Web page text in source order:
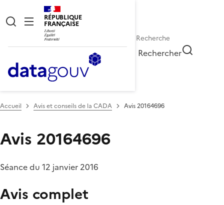
RÉPUBLIQUE
FRANÇAISE
Rechercher
Accueil Avis et conseils de la CADA Avis 20164696
Avis 20164696
Séance du 12 janvier 2016
Avis complet